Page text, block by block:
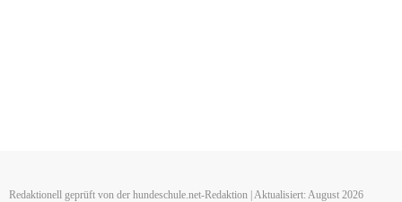
Redaktionell geprüft von der hundeschule.net-Redaktion | Aktualisiert: August 2026